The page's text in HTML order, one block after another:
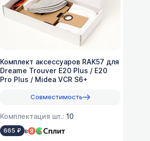
Комплект аксессуаров RAK57 для
Dreame Trouver E20 Plus / E20
Pro Plus / Midea VCR S6+
Совместимость
Комплектация шт.:10
665 ₽ в